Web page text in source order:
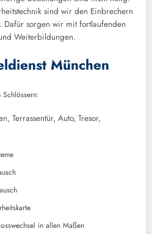
sind wir den Einbrechern
Dafür sorgen wir mit fortlaufenden
Weiterbildungen.
München
Terrassentür, Auto, Tresor,
in allen Maßen